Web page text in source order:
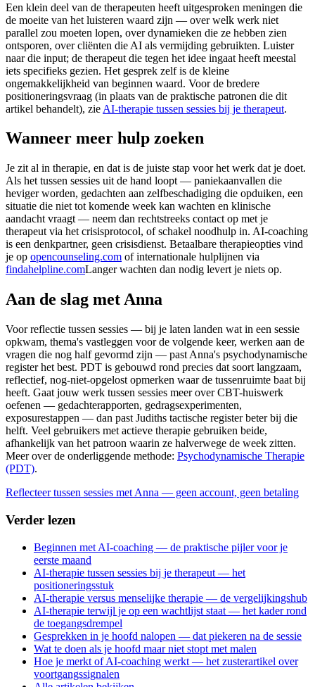
Een klein deel van de therapeuten heeft uitgesproken meningen die
de moeite van het luisteren waard zijn — over welk werk niet
parallel zou moeten lopen, over dynamieken die ze hebben zien
ontsporen, over cliënten die AI als vermijding gebruikten. Luister
naar die input; de therapeut die tegen het idee ingaat heeft meestal
iets specifieks gezien. Het gesprek zelf is de kleine
ongemakkelijkheid van beginnen waard. Voor de bredere
positioneringsvraag (in plaats van de praktische patronen die dit
artikel behandelt), zie AI-therapie tussen sessies bij je therapeut.
Wanneer meer hulp zoeken
Je zit al in therapie, en dat is de juiste stap voor het werk dat je doet.
Als het tussen sessies uit de hand loopt — paniekaanvallen die
heviger worden, gedachten aan zelfbeschadiging die opduiken, een
situatie die niet tot komende week kan wachten en klinische
aandacht vraagt — neem dan rechtstreeks contact op met je
therapeut via het crisisprotocol, of schakel noodhulp in. AI-coaching
is een denkpartner, geen crisisdienst. Betaalbare therapieopties vind
je op opencounseling.com of internationale hulplijnen via
findahelpline.comLanger wachten dan nodig levert je niets op.
Aan de slag met Anna
Voor reflectie tussen sessies — bij je laten landen wat in een sessie
opkwam, thema's vastleggen voor de volgende keer, werken aan de
vragen die nog half gevormd zijn — past Anna's psychodynamische
register het best. PDT is gebouwd rond precies dat soort langzaam,
reflectief, nog-niet-opgelost opmerken waar de tussenruimte baat bij
heeft. Gaat jouw werk tussen sessies meer over CBT-huiswerk
oefenen — gedachterapporten, gedragsexperimenten,
exposurestappen — dan past Judiths tactische register beter bij die
helft. Veel gebruikers met actieve therapie gebruiken beide,
afhankelijk van het patroon waarin ze halverwege de week zitten.
Meer over de onderliggende methode: Psychodynamische Therapie
(PDT).
Reflecteer tussen sessies met Anna — geen account, geen betaling
Verder lezen
Beginnen met AI-coaching — de praktische pijler voor je
eerste maand
AI-therapie tussen sessies bij je therapeut — het
positioneringsstuk
AI-therapie versus menselijke therapie — de vergelijkingshub
AI-therapie terwijl je op een wachtlijst staat — het kader rond
de toegangsdrempel
Gesprekken in je hoofd nalopen — dat piekeren na de sessie
Wat te doen als je hoofd maar niet stopt met malen
Hoe je merkt of AI-coaching werkt — het zusterartikel over
voortgangssignalen